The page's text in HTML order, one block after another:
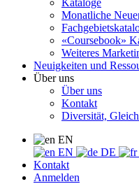
Kataloge
Monatliche
«Coursebook»
Weiteres
Neuigkeiten und
Über uns
Über uns
Kontakt
Diversität,
EN
EN
DE
Kontakt
Anmelden